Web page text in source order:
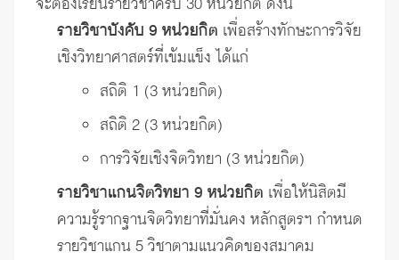
รายวิชาบังคับ 9 หน่วยกิต เพื่อสร้างทักษะการวิจัย
เชิงวิทยาศาสตร์ที่เข้มแข็ง ได้แก่
สถิติ 1 (3 หน่วยกิต)
สถิติ 2 (3 หน่วยกิต)
การวิจัยเชิงจิตวิทยา (3 หน่วยกิต)
รายวิชาแกนจิตวิทยา 9 หน่วยกิต เพื่อให้นิสิตมี
ความรู้รากฐานจิตวิทยาที่มั่นคง หลักสูตรฯ กำหนด
รายวิชาแกน 5 วิชาตามแนวคิดของสมาคม